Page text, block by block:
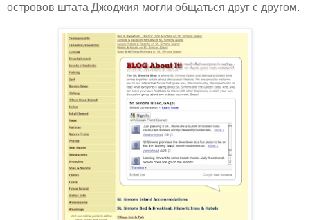
островов штата Джоджия могли общаться друг с другом.